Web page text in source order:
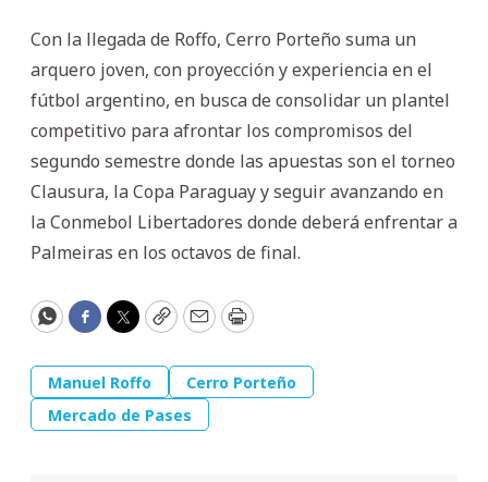
Con la llegada de Roffo, Cerro Porteño suma un
arquero joven, con proyección y experiencia en el
fútbol argentino, en busca de consolidar un plantel
competitivo para afrontar los compromisos del
segundo semestre donde las apuestas son el torneo
Clausura, la Copa Paraguay y seguir avanzando en
la Conmebol Libertadores donde deberá enfrentar a
Palmeiras en los octavos de final.
WhatsApp
Facebook
Twitter
CopyEmailPrint
Manuel Roffo
Cerro Porteño
Mercado de Pases